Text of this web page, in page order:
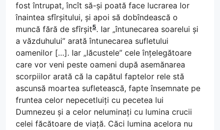
fost întrupat, încît să-și poată face lucrarea lor
înaintea sfîrșitului, și apoi să dobîndească o
muncă fără de sfîrșit5. Iar „întunecarea soarelui și
a văzduhului” arată întunecarea sufletului
oamenilor […]. Iar „lăcustele” cele înțelegătoare
care vor veni peste oameni după asemănarea
scorpiilor arată că la capătul faptelor rele stă
ascunsă moartea sufletească, fapte însemnate pe
fruntea celor nepecetluiți cu pecetea lui
Dumnezeu și a celor neluminați cu lumina crucii
celei făcătoare de viață. Căci lumina acelora nu